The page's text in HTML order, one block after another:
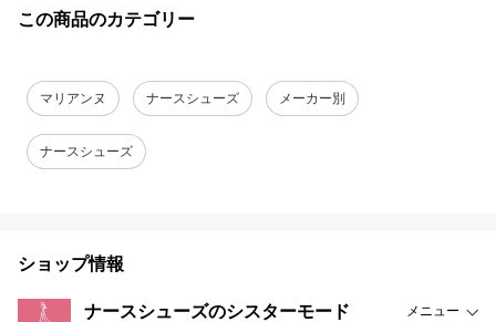
この商品のカテゴリー
マリアンヌ ナースシューズ メーカー別
ナースシューズ
ショップ情報
ナースシューズのシスターモード メニュー